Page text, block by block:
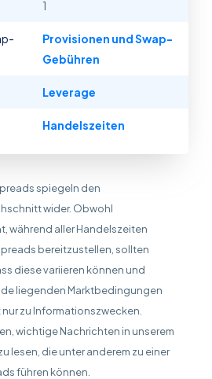
1
Provisionen und Swap-
Gebühren
Leverage
Handelszeiten
spiegeln den
wider. Obwohl
während aller Handelszeiten
bereitzustellen, sollten
diese variieren können und
liegenden Marktbedingungen
zu Informationszwecken.
wichtige Nachrichten in unserem
lesen, die unter anderem zu einer
führen können.